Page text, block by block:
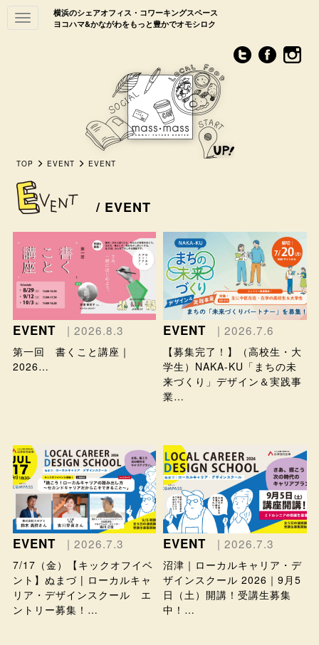
横浜のシェアオフィス・コワーキングスペース
ヨコハマ&かながわをもっと豊かでオモシロク
Toggle
navigation
TOP EVENT EVENT
/ EVENT
EVENT | 2026.8.3
第一回 書くこと講座｜
2026…
EVENT | 2026.7.6
【募集完了！】（高校生・大
学生）NAKA-KU「まちの未
来づくり」デザイン＆実践事
業…
EVENT | 2026.7.3
7/17（金）【キックオフイベ
ント】ぬまづ | ローカルキャ
リア・デザインスクール エ
ントリー募集！…
EVENT | 2026.7.3
沼津｜ローカルキャリア・デ
ザインスクール 2026｜9月5
日（土）開講！受講生募集
中！…